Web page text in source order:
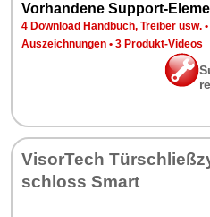
Vor­han­de­ne Sup­port-
4 Down­load Hand­buch, Trei­ber usw. •
Aus­zeich­nun­gen • 3 Pro­dukt-Vi­de­os
Vi­sor­Tech
schloss Smart